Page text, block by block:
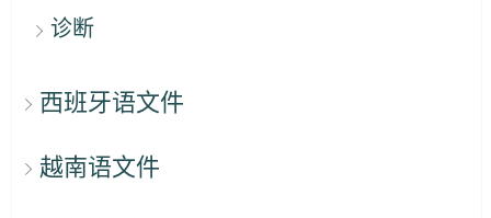
诊断
西班牙语文件
越南语文件